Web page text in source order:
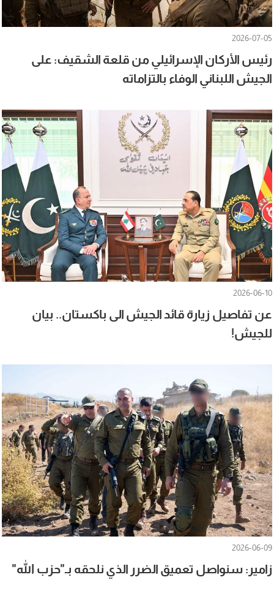
2026-07-05
رئيس الأركان الإسرائيلي من قلعة الشقيف: على
الجيش اللبناني الوفاء بالتزاماته
2026-06-10
عن تفاصيل زيارة قائد الجيش الى باكستان.. بيان
للجيش!
2026-06-09
زامير: سنواصل تعميق الضرر الذي نلحقه بـ"حزب الله"